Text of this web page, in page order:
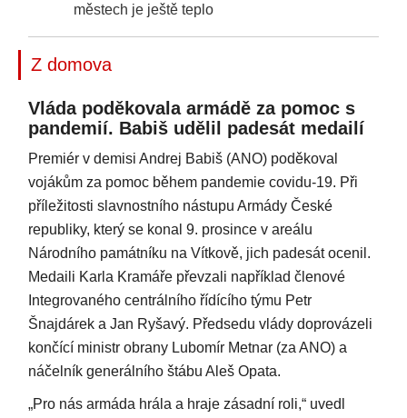
městech je ještě teplo
Z domova
Vláda poděkovala armádě za pomoc s
pandemií. Babiš udělil padesát medailí
Premiér v demisi Andrej Babiš (ANO) poděkoval
vojákům za pomoc během pandemie covidu-19. Při
příležitosti slavnostního nástupu Armády České
republiky, který se konal 9. prosince v areálu
Národního památníku na Vítkově, jich padesát ocenil.
Medaili Karla Kramáře převzali například členové
Integrovaného centrálního řídícího týmu Petr
Šnajdárek a Jan Ryšavý. Předsedu vlády doprovázeli
končící ministr obrany Lubomír Metnar (za ANO) a
náčelník generálního štábu Aleš Opata.
„Pro nás armáda hrála a hraje zásadní roli,“ uvedl